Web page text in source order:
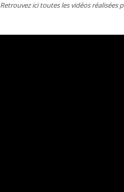
Retrouvez ici toutes les vidéos réalisées